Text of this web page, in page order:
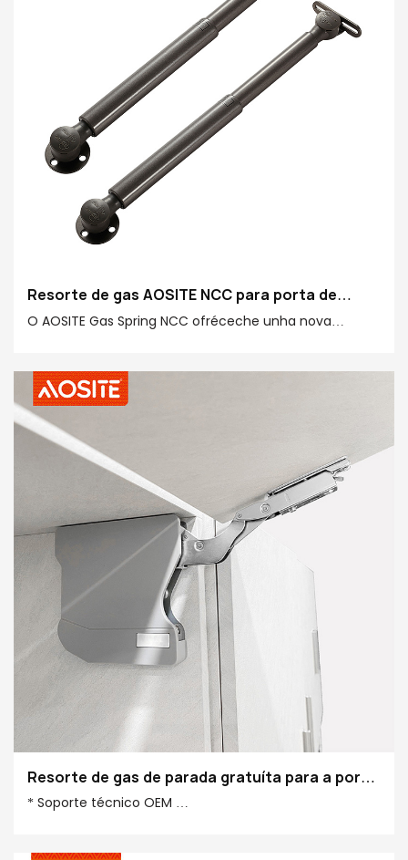
Resorte de gas AOSITE NCC para porta de
marco de aluminio
O AOSITE Gas Spring NCC ofréceche unha nova
O resorte de gas está feito de aceiro premium,
plástico de enxeñería POM e tubo de acabado 20#,
proporcionando unha poderosa forza de apoio de 20N-
150N, manexando sen esforzo portas de marco de
aluminio de varios tamaños e pesos. Usando
tecnoloxía de movemento ascendente pneumático
avanzado, a porta do marco de aluminio ábrese
automaticamente con só unha suave presión. A súa
función de posición de permanencia especialmente
deseñada permítelle deter a porta en calquera ángulo
segundo as súas necesidades, facilitando o acceso a
elementos ou outras operacións.
Resorte de gas de parada gratuíta para a porta
do armario
* Soporte técnico OEM
* Proba de ciclo de 50.000 veces